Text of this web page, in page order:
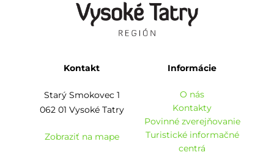
Kontakt
Starý Smokovec 1
062 01 Vysoké Tatry
Zobraziť na mape
Informácie
O nás
Kontakty
Povinné zverejňovanie
Turistické informačné
centrá